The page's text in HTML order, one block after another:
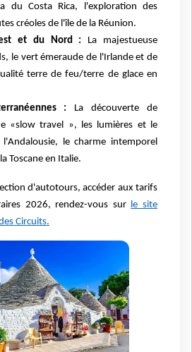
du Costa Rica, l'exploration des
créoles de l'île de la Réunion.
et du Nord : La majestueuse
le vert émeraude de l'Irlande et de
terre de feu/terre de glace en
: La découverte de
«slow travel », les lumières et le
le charme intemporel
Toscane en Italie.
d'autotours, accéder aux tarifs
2026, rendez-vous sur le site
Circuits.